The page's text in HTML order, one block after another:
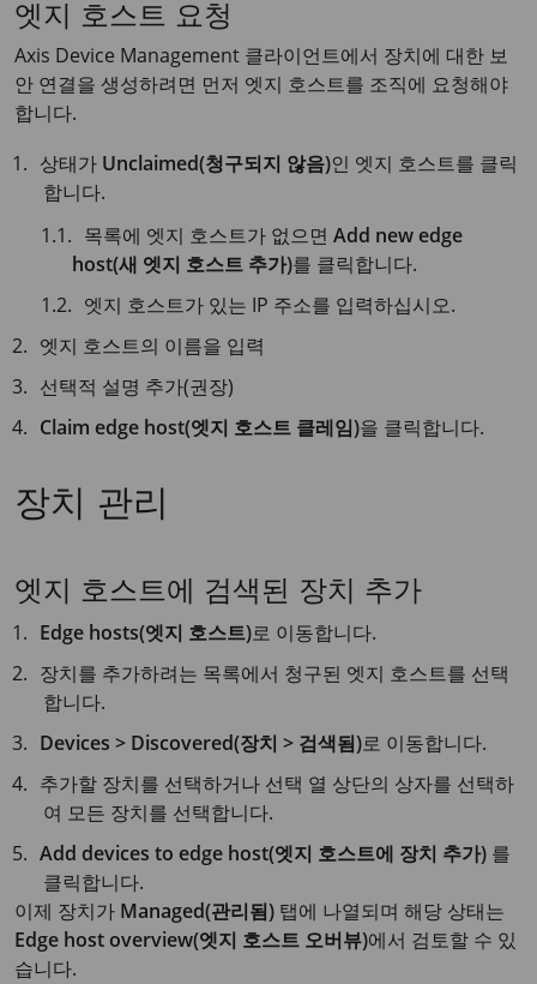
엣지 호스트 요청
Axis Device Management 클라이언트에서 장치에 대한 보
안 연결을 생성하려면 먼저 엣지 호스트를 조직에 요청해야
합니다.
상태가 Unclaimed(청구되지 않음)인 엣지 호스트를 클릭
합니다.
목록에 엣지 호스트가 없으면Add new edge
host(새 엣지 호스트 추가)를 클릭합니다.
엣지 호스트가 있는 IP 주소를 입력하십시오.
엣지 호스트의 이름을 입력
선택적 설명 추가(권장)
Claim edge host(엣지 호스트 클레임)을 클릭합니다.
장치 관리
엣지 호스트에 검색된 장치 추가
Edge hosts(엣지 호스트)로 이동합니다.
장치를 추가하려는 목록에서 청구된 엣지 호스트를 선택
합니다.
Devices > Discovered(장치 > 검색됨)로 이동합니다.
추가할 장치를 선택하거나 선택 열 상단의 상자를 선택하
여 모든 장치를 선택합니다.
Add devices to edge host(엣지 호스트에 장치 추가) 를
클릭합니다.
이제 장치가 Managed(관리됨) 탭에 나열되며 해당 상태는
Edge host overview(엣지 호스트 오버뷰)에서 검토할 수 있
습니다.